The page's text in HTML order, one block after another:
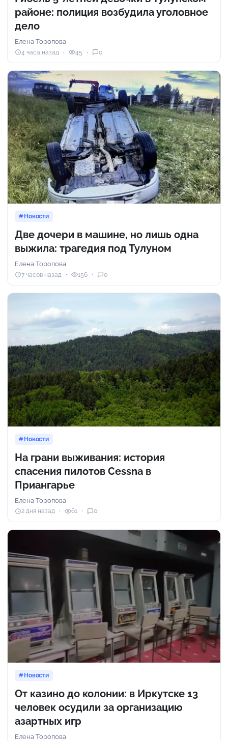
районе: полиция возбудила уголовное
дело
Елена Торопова
4 часа назад 45 0
Новости
Две дочери в машине, но лишь одна
выжила: трагедия под Тулуном
Елена Торопова
7 часов назад 156 0
Новости
На грани выживания: история
спасения пилотов Cessna в
Приангарье
Елена Торопова
2 дня назад 61 0
Новости
От казино до колонии: в Иркутске 13
человек осудили за организацию
азартных игр
Елена Торопова